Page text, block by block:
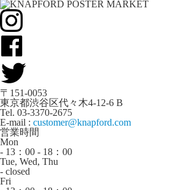
〒151-0053
東京都渋谷区代々木4-12-6 B
Tel. 03-3370-2675
E-mail : customer@knapford.com
営業時間
Mon
- 13：00 - 18：00
Tue, Wed, Thu
- closed
Fri